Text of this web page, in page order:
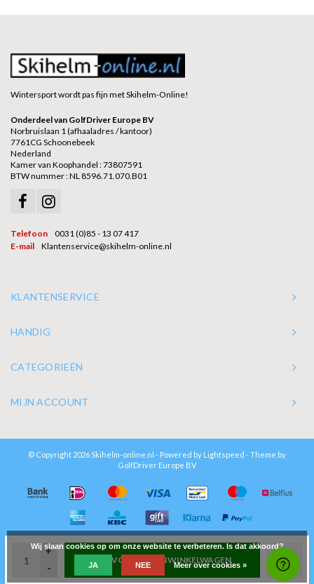
+
-
TOEVOEGEN AAN WINKELWAGEN
Wintersport wordt pas fijn met Skihelm-Online!
Onderdeel van GolfDriver Europe BV
Norbruislaan 1 (afhaaladres / kantoor)
7761CG Schoonebeek
Nederland
Kamer van Koophandel : 73807591
BTW nummer : NL 8596.71.070.B01
Telefoon
0031 (0)85 - 13 07 417
E-mail
Klantenservice@skihelm-online.nl
KLANTENSERVICE
HANDIG
CATEGORIEËN
MIJN ACCOUNT
© Copyright 2026 Skihelm-online.nl - Powered by Lightspeed - Theme by
GolfDriver Europe BV
Wij slaan cookies op om onze website te verbeteren. Is dat akkoord?
JA NEE Meer over cookies »